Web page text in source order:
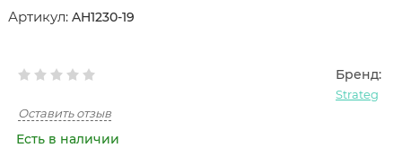
Артикул: AH1230-19
Бренд:
Strateg
Оставить отзыв
Есть в наличии